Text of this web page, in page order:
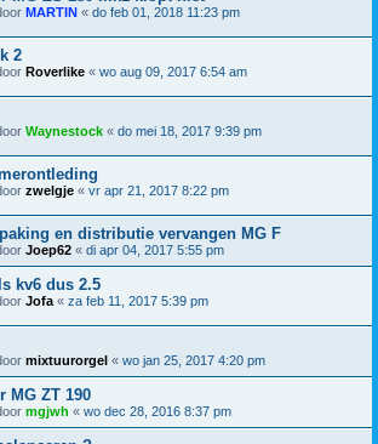
MARTIN « do feb 01, 2018 11:23 pm
2
Roverlike « wo aug 09, 2017 6:54 am
Waynestock « do mei 18, 2017 9:39 pm
zwelgje « vr apr 21, 2017 8:22 pm
en distributie vervangen MG F
Joep62 « di apr 04, 2017 5:55 pm
kv6 dus 2.5
Jofa « za feb 11, 2017 5:39 pm
mixtuurorgel « wo jan 25, 2017 4:20 pm
MG ZT 190
mgjwh « wo dec 28, 2016 8:37 pm